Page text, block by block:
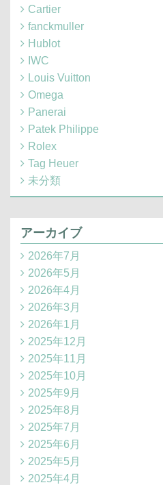
Cartier
fanckmuller
Hublot
IWC
Louis Vuitton
Omega
Panerai
Patek Philippe
Rolex
Tag Heuer
未分類
アーカイブ
2026年7月
2026年5月
2026年4月
2026年3月
2026年1月
2025年12月
2025年11月
2025年10月
2025年9月
2025年8月
2025年7月
2025年6月
2025年5月
2025年4月